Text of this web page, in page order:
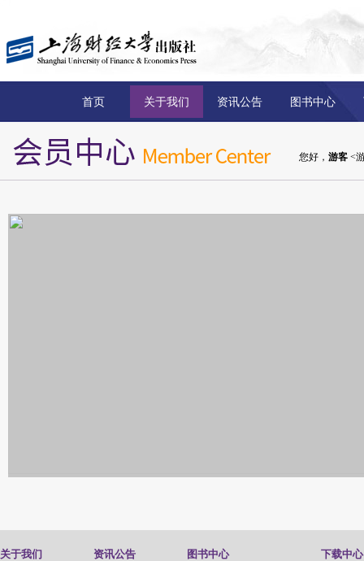
首页 关于我们 资讯公告 图书中心
您好， 游客 <
关于我们 资讯公告 图书中心 下载中心